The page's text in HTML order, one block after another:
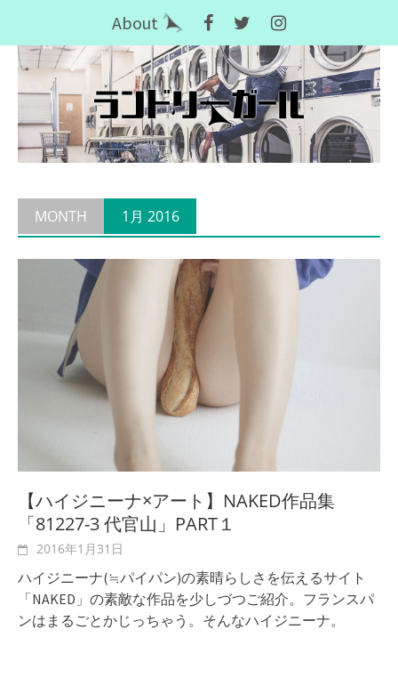
content
About
MONTH 1月 2016
【ハイジニーナ×アート】NAKED作品集
「81227-3 代官山」PART１
2016年1月31日
ハイジニーナ(≒パイパン)の素晴らしさを伝えるサイト
「NAKED」の素敵な作品を少しづつご紹介。フランスパ
ンはまるごとかじっちゃう。そんなハイジニーナ。